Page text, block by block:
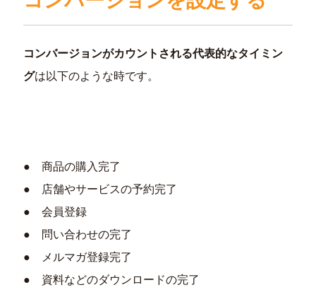
コンバージョンがカウントされる代表的なタイミン
グは以下のような時です。
● 商品の購入完了
● 店舗やサービスの予約完了
● 会員登録
● 問い合わせの完了
● メルマガ登録完了
● 資料などのダウンロードの完了